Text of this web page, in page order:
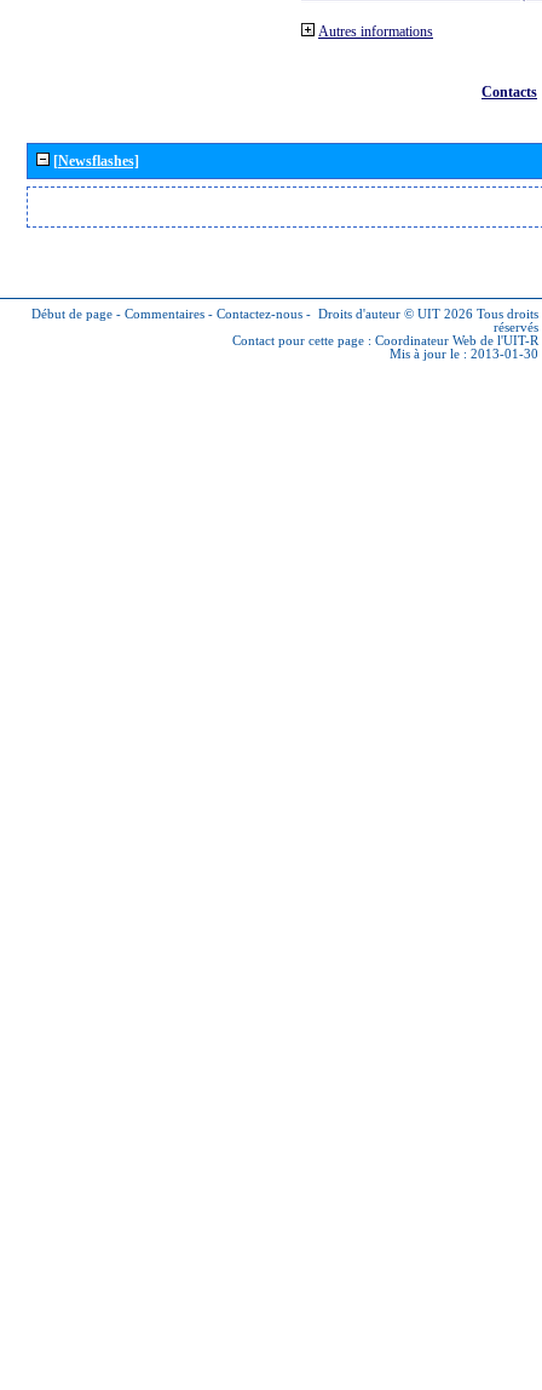
Autres informations
Contacts
[Newsflashes]
Début de page - Commentaires - Contactez-nous - Droits d'auteur © UIT 2026 Tous droits
réservés
Contact pour cette page : Coordinateur Web de l'UIT-R
Mis à jour le : 2013-01-30